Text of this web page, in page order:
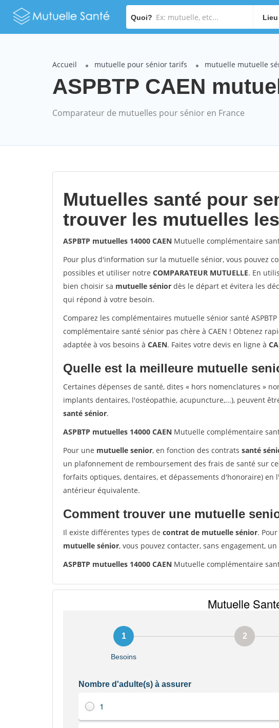
Quoi? Lieu
Accueil mutuelle pour sénior tarifs mutuelle mutuelle
ASPBTP CAEN
Comparateur de mutuelles pour sénior en France
Mutuelles santé pour
trouver les mutuelles
ASPBTP mutuelles 14000 CAEN Mutuelle complémentaire
Pour plus d'information sur la mutuelle sénior, vous pouvez
possibles et utiliser notre COMPARATEUR MUTUELLE. En
bien choisir sa mutuelle sénior dès le départ et évitera les
qui répond à votre besoin.
Comparez les complémentaires mutuelle sénior santé
complémentaire santé sénior pas chère à CAEN ! Obtenez
adaptée à vos besoins à CAEN. Faites votre devis en ligne à
Quelle est la meilleure mutuelle
Certaines dépenses de santé, dites « hors nomenclatures »
implants dentaires, l'ostéopathie, acupuncture,...), peuvent
santé sénior.
ASPBTP mutuelles 14000 CAEN Mutuelle complémentaire
Pour une mutuelle senior, en fonction des contrats santé
un plafonnement de remboursement des frais de santé sur
forfaits optiques, dentaires, et dépassements d'honoraire) en
antérieur équivalente.
Comment trouver une mutuelle
Il existe différentes types de contrat de mutuelle sénior.
mutuelle sénior, vous pouvez contacter, sans engagement,
ASPBTP mutuelles 14000 CAEN Mutuelle complémentaire